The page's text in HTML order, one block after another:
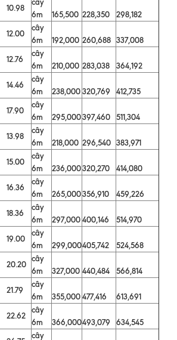
10.98
6m
165,500 228,350
298,182
12.00
cây
6m
192,000 260,688 337,008
12.76
cây
6m
210,000 283,038
364,192
14.46
cây
6m
238,000320,769
412,735
17.90
cây
6m
295,000397,460
511,304
13.98
cây
6m
218,000 296,540 383,971
15.00
cây
6m
236,000320,270
414,080
16.36
cây
6m
265,000356,910
459,226
18.36
cây
6m
297,000400,146
514,970
19.00
cây
6m
299,000405,742
524,568
20.20
cây
6m
327,000 440,484
566,814
21.79
cây
6m
355,000477,416
613,691
22.62
cây
6m
366,000493,079
634,545
cây